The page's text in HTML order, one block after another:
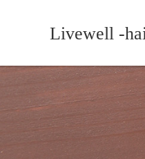
Livewell -